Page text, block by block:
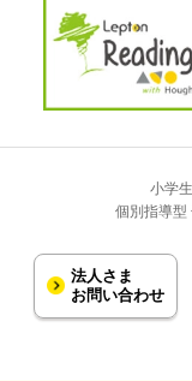
小学
個別指導型
法人さま
お問い合わせ